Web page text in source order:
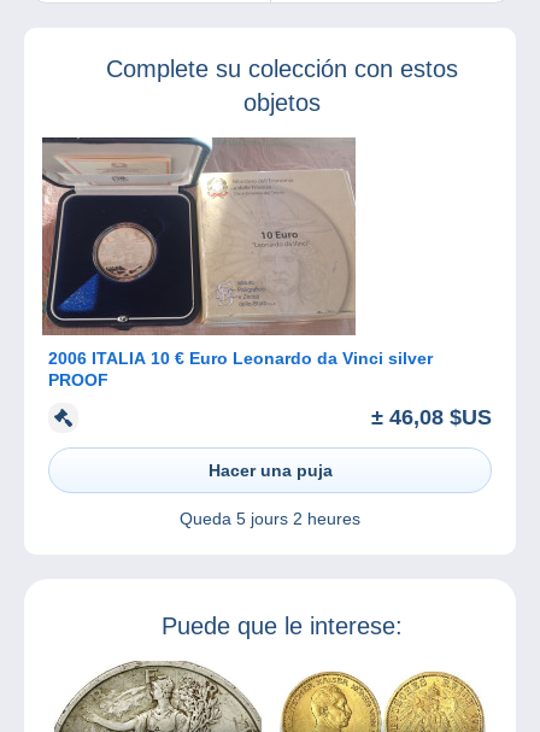
Complete su colección con estos
objetos
2006 ITALIA 10 € Euro Leonardo da Vinci silver
PROOF
± 46,08 $US
Hacer una puja
Queda 5 jours 2 heures
Puede que le interese: